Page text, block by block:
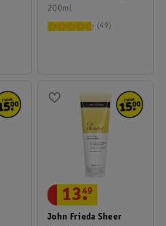
Texture Spray
200ml
49
John Frieda Sheer
13.
49